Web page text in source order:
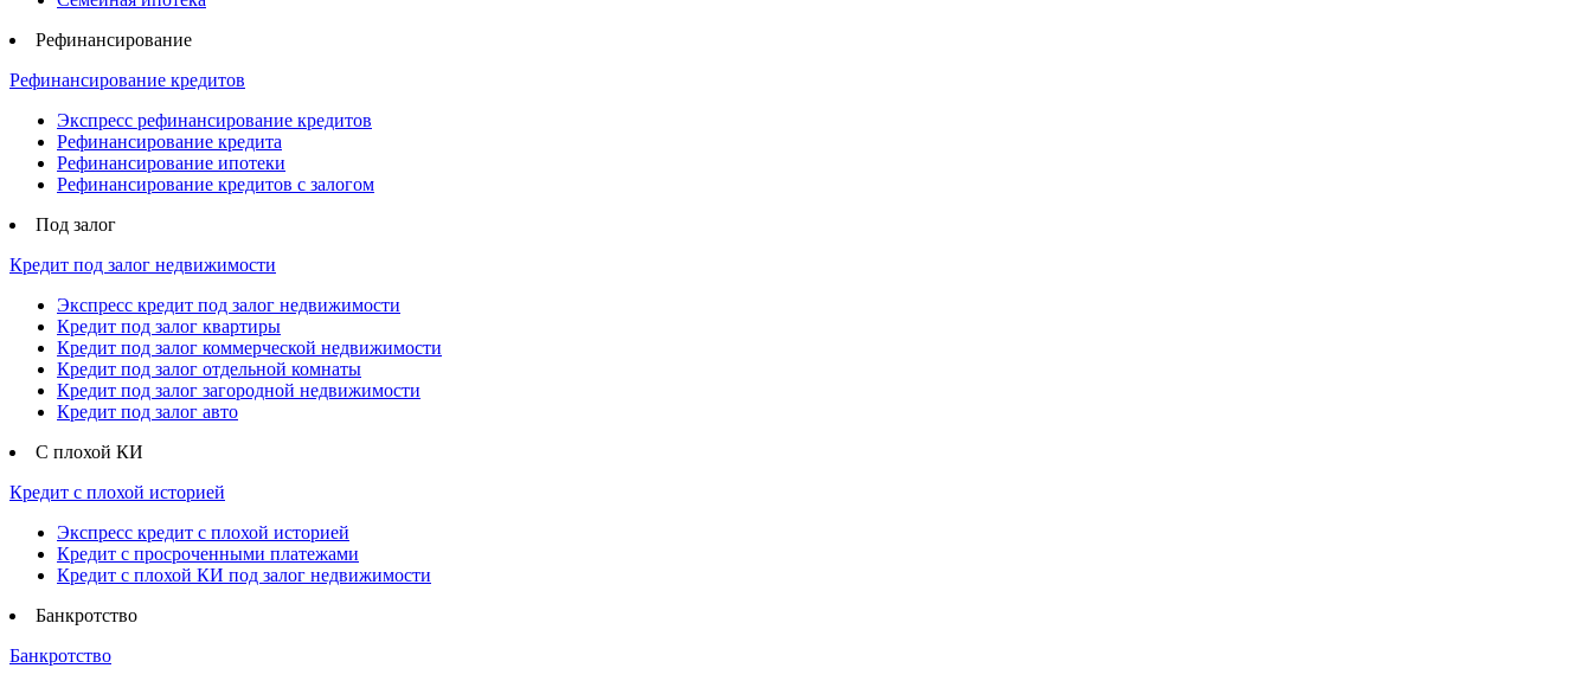
Рефинансирование
Рефинансирование кредитов
Экспресс рефинансирование кредитов
Рефинансирование кредита
Рефинансирование ипотеки
Рефинансирование кредитов с залогом
Под залог
Кредит под залог недвижимости
Экспресс кредит под залог недвижимости
Кредит под залог квартиры
Кредит под залог коммерческой недвижимости
Кредит под залог отдельной комнаты
Кредит под залог загородной недвижимости
Кредит под залог авто
С плохой КИ
Кредит с плохой историей
Экспресс кредит с плохой историей
Кредит с просроченными платежами
Кредит с плохой КИ под залог недвижимости
Банкротство
Банкротство